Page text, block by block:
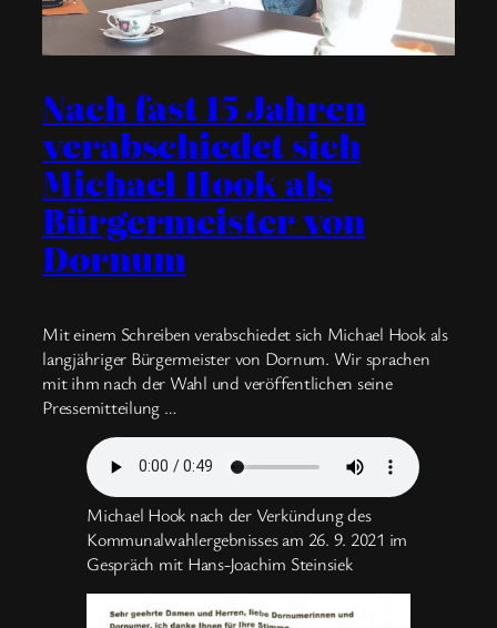
Nach fast 15 Jahren
verabschiedet sich
Michael Hook als
Bürgermeister von
Dornum
Mit einem Schreiben verabschiedet sich Michael Hook als
langjähriger Bürgermeister von Dornum. Wir sprachen
mit ihm nach der Wahl und veröffentlichen seine
Pressemitteilung …
Michael Hook nach der Verkündung des
Kommunalwahlergebnisses am 26. 9. 2021 im
Gespräch mit Hans-Joachim Steinsiek